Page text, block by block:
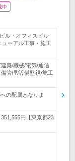
中
ル・オフィスビル
ーアル工事・施工
築/機械/電気/通信
管理/設備監視/施工
の配属となりま
円【東京都23